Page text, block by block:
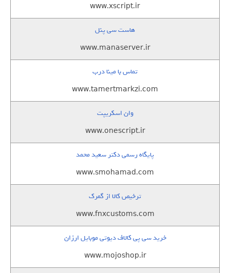
www.xscript.ir
هاست سی پنل
www.manaserver.ir
تماس با مینا درب
www.tamertmarkzi.com
وان اسکریپت
www.onescript.ir
پایگاه رسمی دکتر سعید محمد
www.smohamad.com
ترخیص کالا از گمرک
www.fnxcustoms.com
خرید سی پی کالاف دیوتی موبایل ارزان
www.mojoshop.ir